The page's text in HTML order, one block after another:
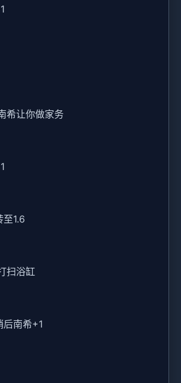
希让你做家务
1.6
扫浴缸
南希+1